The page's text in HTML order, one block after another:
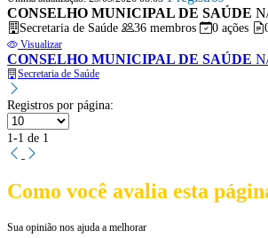
CONSELHO MUNICIPAL DE SAÚDE
Secretaria de Saúde 36 membros 0 ações
Visualizar
CONSELHO MUNICIPAL DE SAÚDE
Secretaria de Saúde
Registros por página:
1-1 de 1
Como você avalia esta
Sua opinião nos ajuda a melhorar